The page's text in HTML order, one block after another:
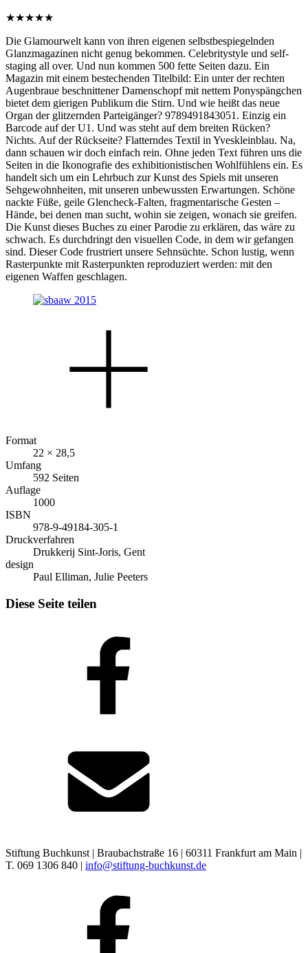
★★★★★
Die Glamourwelt kann von ihren eigenen selbstbespiegelnden
Glanzmagazinen nicht genug bekommen. Celebritystyle und self-
staging all over. Und nun kommen 500 fette Seiten dazu. Ein
Magazin mit einem bestechenden Titelbild: Ein unter der rechten
Augenbraue beschnittener Damenschopf mit nettem Ponyspängchen
bietet dem gierigen Publikum die Stirn. Und wie heißt das neue
Organ der glitzernden Parteigänger? 9789491843051. Einzig ein
Barcode auf der U1. Und was steht auf dem breiten Rücken?
Nichts. Auf der Rückseite? Flatterndes Textil in Yveskleinblau. Na,
dann schauen wir doch einfach rein. Ohne jeden Text führen uns die
Seiten in die Ikonografie des exhibitionistischen Wohlfühlens ein. Es
handelt sich um ein Lehrbuch zur Kunst des Spiels mit unseren
Sehgewohnheiten, mit unseren unbewussten Erwartungen. Schöne
nackte Füße, geile Glencheck-Falten, fragmentarische Gesten –
Hände, bei denen man sucht, wohin sie zeigen, wonach sie greifen.
Die Kunst dieses Buches zu einer Parodie zu erklären, das wäre zu
schwach. Es durchdringt den visuellen Code, in dem wir gefangen
sind. Dieser Code frustriert unsere Sehnsüchte. Schon lustig, wenn
Rasterpunkte mit Rasterpunkten reproduziert werden: mit den
eigenen Waffen geschlagen.
Format
22 × 28,5
Umfang
592 Seiten
Auflage
1000
ISBN
978-9-49184-305-1
Druckverfahren
Drukkerij Sint-Joris, Gent
design
Paul Elliman, Julie Peeters
Diese Seite teilen
Stiftung Buchkunst | Braubachstraße 16 | 60311 Frankfurt am Main |
T. 069 1306 840 | info@stiftung-buchkunst.de